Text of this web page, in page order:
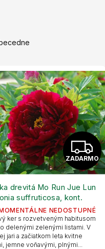
D
A
ZADARMO
drevitá Mo Run Jue Lun
suffruticosa, kont.
NEDOSTUPNÉ
ker s rozvetveným habitusom
delenými zelenými listami. V
jari a začiatkom leta kvitne
jemne voňavými, plnými...